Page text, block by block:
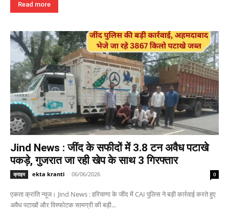
Read more
Jind News : जींद के सफीदों में 3.8 टन अवैध पटाखे
पकड़े, गुजरात जा रही खेप के साथ 3 गिरफ्तार
क्राइम ekta kranti - 06/06/2026 0
एकता क्रांति न्यूज। Jind News : हरियाणा के जींद में CAI पुलिस ने बड़ी कार्रवाई करते हुए
अवैध पटाखों और विस्फोटक सामग्री की बड़ी...